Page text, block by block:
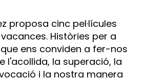
proposa cinc pel·lícules
Històries per a
ens conviden a fer-nos
l'acollida, la superació, la
i la nostra manera